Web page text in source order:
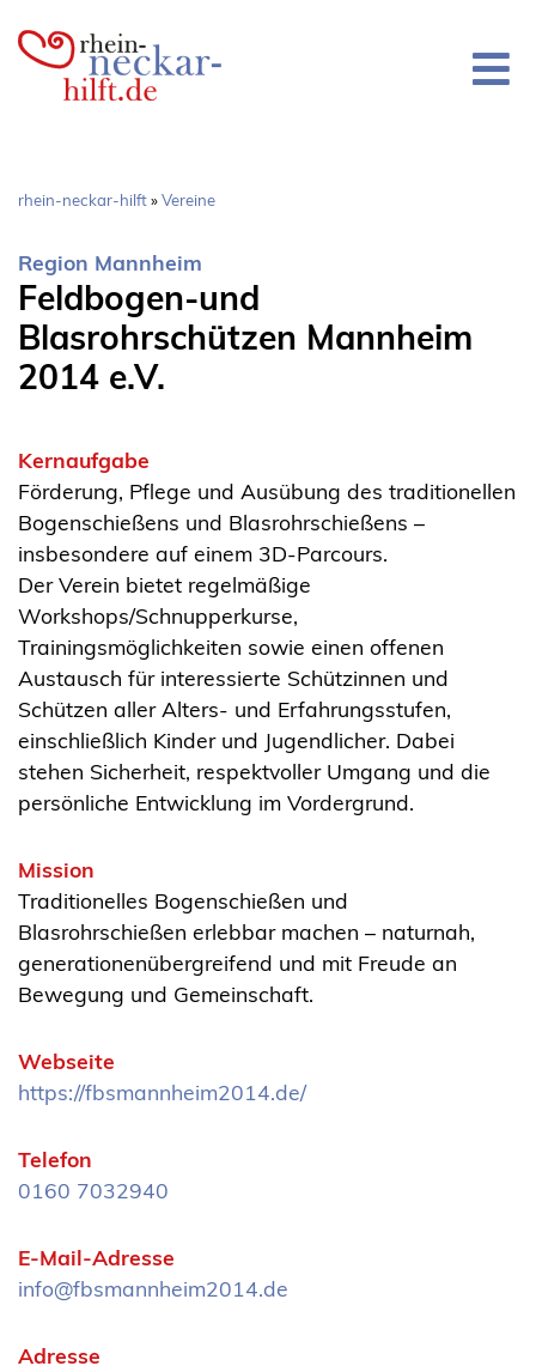
zum
Pfadnavigation
rhein-neckar-hilft Vereine
Region Mannheim
Feldbogen-und
Blasrohrschützen Mannheim
2014 e.V.
Kernaufgabe
Förderung, Pflege und Ausübung des traditionellen
Bogenschießens und Blasrohrschießens –
insbesondere auf einem 3D-Parcours.
Der Verein bietet regelmäßige
Workshops/Schnupperkurse,
Trainingsmöglichkeiten sowie einen offenen
Austausch für interessierte Schützinnen und
Schützen aller Alters- und Erfahrungsstufen,
einschließlich Kinder und Jugendlicher. Dabei
stehen Sicherheit, respektvoller Umgang und die
persönliche Entwicklung im Vordergrund.
Mission
Traditionelles Bogenschießen und
Blasrohrschießen erlebbar machen – naturnah,
generationenübergreifend und mit Freude an
Bewegung und Gemeinschaft.
Webseite
https://fbsmannheim2014.de/
Telefon
0160 7032940
E-Mail-Adresse
info@fbsmannheim2014.de
Adresse